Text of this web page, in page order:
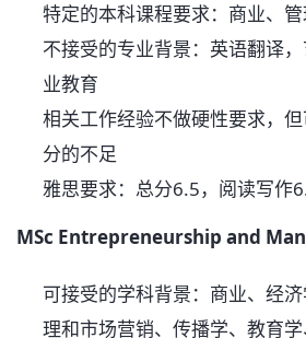
特定的本科课程要求：商业、
不接受的专业背景：英语翻译
业教育
相关工作经验不做硬性要求，
分的不足
雅思要求：总分6.5，阅读写作
MSc Entrepreneurship and
可接受的学科背景：商业、经
理和市场营销、传播学、教育